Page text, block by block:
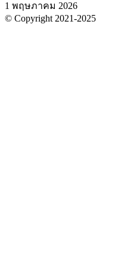
1 พฤษภาคม 2026
© Copyright 2021-2025